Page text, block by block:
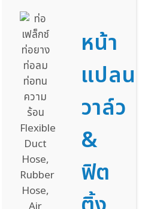
หน้า
แปลน
วาล์ว
&
ฟิต